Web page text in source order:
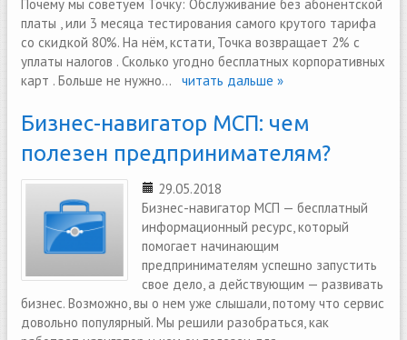
Почему мы советуем Точку: Обслуживание без абонентской
платы , или 3 месяца тестирования самого крутого тарифа
со скидкой 80%. На нём, кстати, Точка возвращает 2% с
уплаты налогов . Сколько угодно бесплатных корпоративных
карт . Больше не нужно... читать дальше »
Бизнес-навигатор МСП: чем
полезен предпринимателям?
29.05.2018
Бизнес-навигатор МСП — бесплатный
информационный ресурс, который
помогает начинающим
предпринимателям успешно запустить
свое дело, а действующим — развивать
бизнес. Возможно, вы о нем уже слышали, потому что сервис
довольно популярный. Мы решили разобраться, как